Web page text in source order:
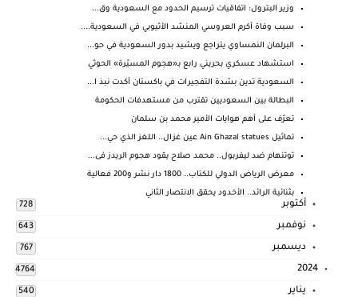
وزير البترول: اتفاقيات ترسيم الحدود مع السعودية وق...
سبب وفاة أكرم العروسي المنشد الأثيوبي في السعودية....
البرلمان النمساوي يتراجع ويشيد بدور السعودية في حو...
استشهاد عسكري بحريني رابع بـ«هجوم المسيّرة» الحوثي
السعودية تدين بشدة التفجيرات في باكستان أكدت نبذ ا...
البطالة بين السعوديين تقترب من مستهدفات الحكومة
تعرّف على أهم هوايات الأمير محمد بن سلمان
تماثيل Ain Ghazal statues عين غزال.. اللغز الذي حي...
توتنهام ضد ليفربول.. محمد صلاح يقود هجوم الريدز فى...
معرض الرياض الدولي للكتاب.. 1800 دار نشر و200 فعالية
بثنائية الرائد.. الأخدود يحقق الانتصار الثاني
أكتوبر 728
نوفمبر 643
ديسمبر 767
2024
4764
يناير 540